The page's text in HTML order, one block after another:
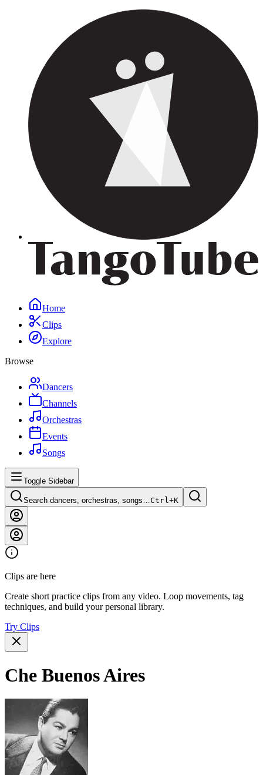
Home
Clips
Explore
Browse
Dancers
Channels
Orchestras
Events
Songs
Toggle Sidebar
Search dancers, orchestras, songs…Ctrl+K
Clips are here
Create short practice clips from any video. Loop movements, tag
techniques, and build your personal library.
Try Clips
Che Buenos Aires